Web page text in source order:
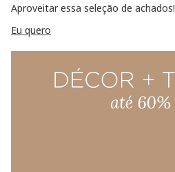
Aproveitar essa seleção de achados!
Eu quero